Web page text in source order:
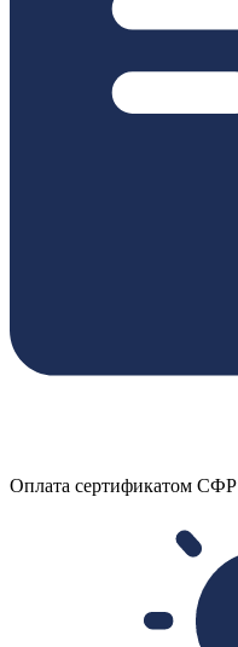
Оплата сертификатом СФР